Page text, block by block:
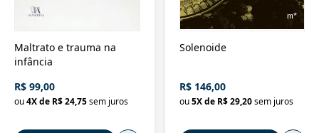
Maltrato e trauma na
infância
R$ 99,00
ou4X de R$ 24,75sem juros
Solenoide
R$ 146,00
ou 5X de R$ 29,20 sem juros